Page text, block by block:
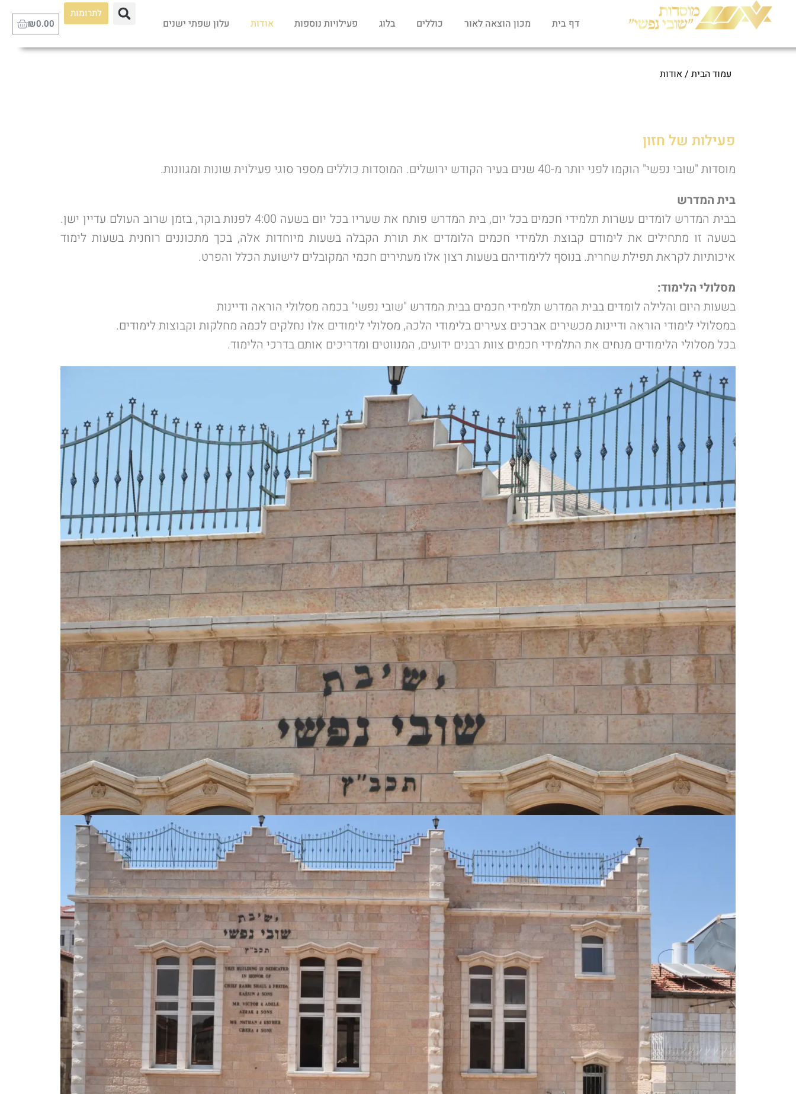
₪0.00 דף בית מכון הוצאה לאור כוללים בלוג פעילויות נוספות אודות עלון שפתי ישנים
לתרומות
עמוד הבית / אודות
פעילות של חזון
מוסדות "שובי נפשי" הוקמו לפני יותר מ-40 שנים בעיר הקודש ירושלים. המוסדות כוללים מספר סוגי פעילוית שונות ומגוונות.
בית המדרש
בבית המדרש לומדים עשרות תלמידי חכמים בכל יום, בית המדרש פותח את שעריו בכל יום בשעה 4:00 לפנות בוקר, בזמן שרוב העולם עדיין ישן.
בשעה זו מתחילים את לימודם קבוצת תלמידי חכמים הלומדים את תורת הקבלה בשעות מיוחדות אלה, בכך מתכוננים רוחנית בשעות לימוד
איכותיות לקראת תפילת שחרית. בנוסף ללימודיהם בשעות רצון אלו מעתירים חכמי המקובלים לישועת הכלל והפרט.
מסלולי הלימוד:
בשעות היום והלילה לומדים בבית המדרש תלמידי חכמים בבית המדרש "שובי נפשי" בכמה מסלולי הוראה ודיינות
במסלולי לימודי הוראה ודיינות מכשירים אברכים צעירים בלימודי הלכה, מסלולי לימודים אלו נחלקים לכמה מחלקות וקבוצות לימודים.
בכל מסלולי הלימודים מנחים את התלמידי חכמים צוות רבנים ידועים, המנווטים ומדריכים אותם בדרכי הלימוד.